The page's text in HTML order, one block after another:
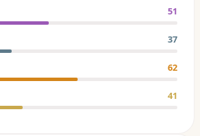
51
37
62
41